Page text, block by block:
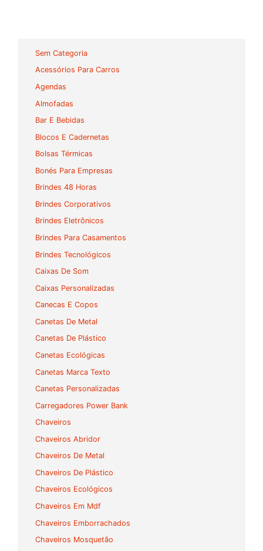
Sem Categoria
Acessórios Para Carros
Agendas
Almofadas
Bar E Bebidas
Blocos E Cadernetas
Bolsas Térmicas
Bonés Para Empresas
Brindes 48 Horas
Brindes Corporativos
Brindes Eletrônicos
Brindes Para Casamentos
Brindes Tecnológicos
Caixas De Som
Caixas Personalizadas
Canecas E Copos
Canetas De Metal
Canetas De Plástico
Canetas Ecológicas
Canetas Marca Texto
Canetas Personalizadas
Carregadores Power Bank
Chaveiros
Chaveiros Abridor
Chaveiros De Metal
Chaveiros De Plástico
Chaveiros Ecológicos
Chaveiros Em Mdf
Chaveiros Emborrachados
Chaveiros Mosquetão